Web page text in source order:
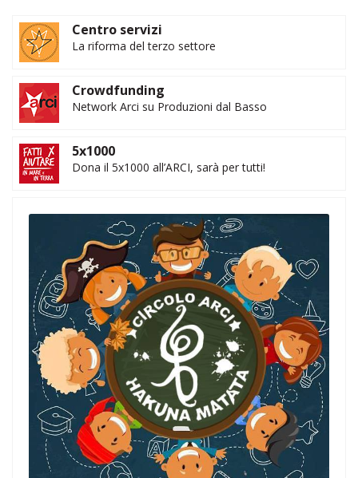
Centro servizi
La riforma del terzo settore
Crowdfunding
Network Arci su Produzioni dal Basso
5x1000
Dona il 5x1000 all’ARCI, sarà per tutti!